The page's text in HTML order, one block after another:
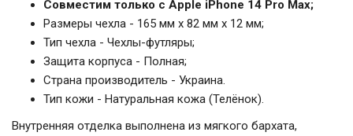
Совместим только с Apple iPhone 14 Pro Max;
Размеры чехла - 165 мм x 82 мм x 12 мм;
Тип чехла - Чехлы-футляры;
Защита корпуса - Полная;
Страна производитель - Украина.
Тип кожи - Натуральная кожа (Телёнок).
Внутренняя отделка выполнена из мягкого бархата,